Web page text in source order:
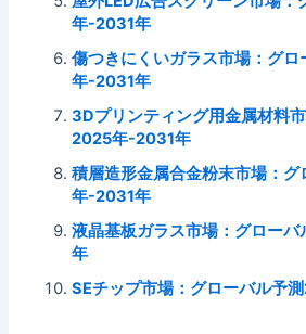
年-2031年
傷つきにくいガラス市場：グ
年-2031年
3Dプリンティング用金属材料
2025年-2031年
積層造形金属合金粉末市場：
年-2031年
液晶基板ガラス市場：グロー
年
SEチップ市場：グローバル予